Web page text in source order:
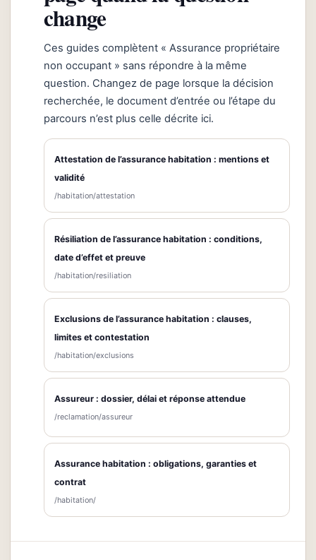
change
Ces guides complètent « Assurance propriétaire
non occupant » sans répondre à la même
question. Changez de page lorsque la décision
recherchée, le document d’entrée ou l’étape du
parcours n’est plus celle décrite ici.
Attestation de l’assurance habitation : mentions et
validité
/habitation/attestation
Résiliation de l’assurance habitation : conditions,
date d’effet et preuve
/habitation/resiliation
Exclusions de l’assurance habitation : clauses,
limites et contestation
/habitation/exclusions
Assureur : dossier, délai et réponse attendue
/reclamation/assureur
Assurance habitation : obligations, garanties et
contrat
/habitation/